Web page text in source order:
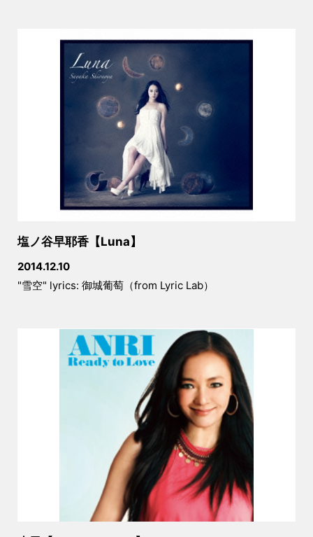
塩ノ谷早耶香【Luna】
2014.12.10
"雪空" lyrics: 御城葡萄（from Lyric Lab）